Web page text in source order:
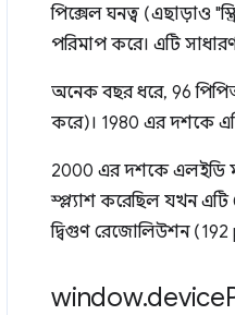
পিক্সেল ঘনত্ব (এছাড়াও
পরিমাপ করে। এটি
অনেক বছর ধরে, 96
করে)। 1980 এর দশকে
2000 এর দশকে এলইডি
স্প্ল্যাশ করেছিল যখন এটি
দ্বিগুণ রেজোলিউশন
window.device